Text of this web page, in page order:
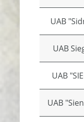
UAB
UAB
UAB
UAB